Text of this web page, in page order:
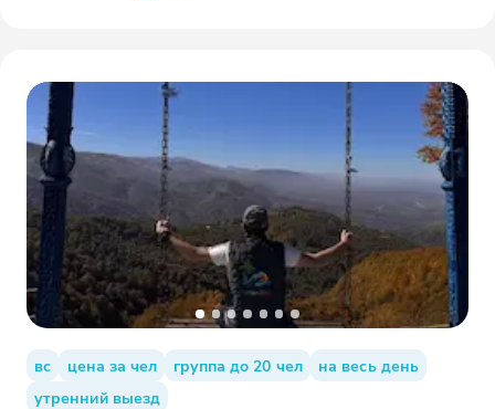
вс цена за чел группа до 20 чел
на весь день
утренний выезд